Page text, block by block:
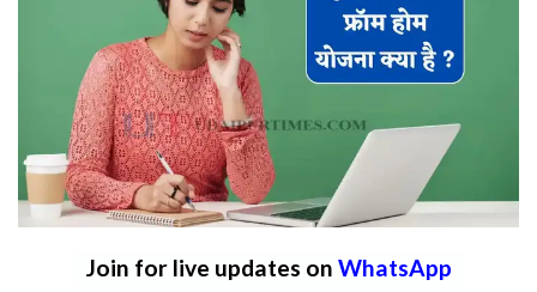
Join for live updates on WhatsApp